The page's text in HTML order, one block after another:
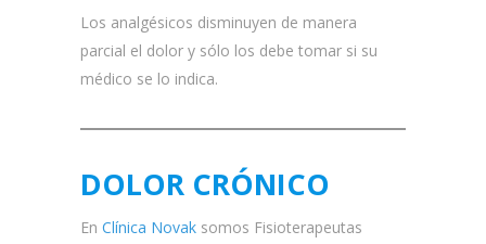
Los analgésicos disminuyen de manera
parcial el dolor y sólo los debe tomar si su
médico se lo indica.
DOLOR CRÓNICO
En Clínica Novak somos Fisioterapeutas